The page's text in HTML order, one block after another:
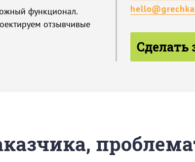
функционал.
отзывчивые
Сделать